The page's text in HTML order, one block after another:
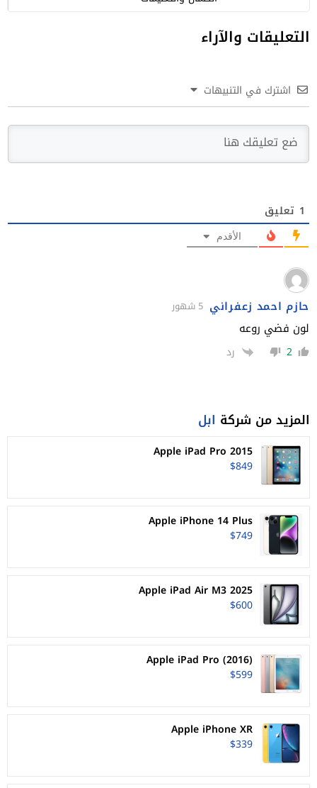
التعليقات والآراء
اشترك في التنبيهات
1 تعليق
الأقدم
حازم احمد زعفراني
لون فضي روعه
2 رد
المزيد من شركة ابل
Apple iPad Pro 2015
$849
Apple iPhone 14 Plus
$749
Apple iPad Air M3 2025
$600
Apple iPad Pro (2016)
$599
Apple iPhone XR
$339